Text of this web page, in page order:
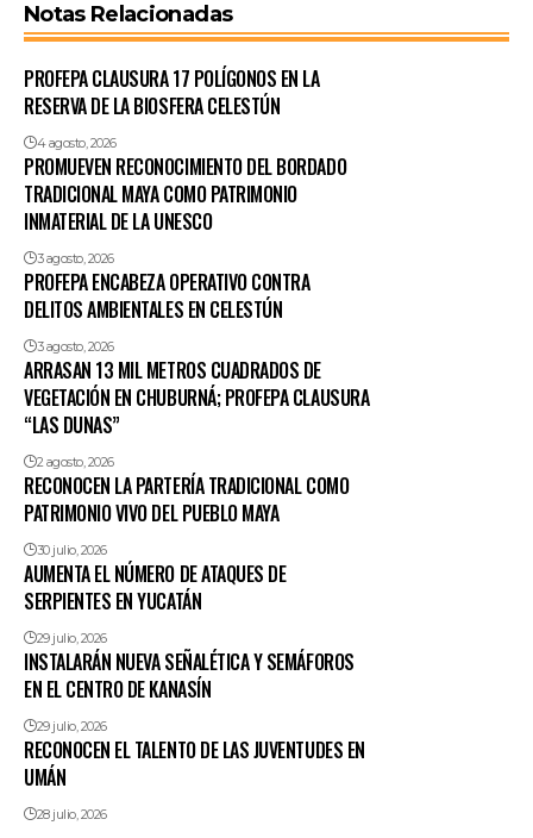
Notas Relacionadas
PROFEPA CLAUSURA 17 POLÍGONOS EN LA
RESERVA DE LA BIOSFERA CELESTÚN
4 agosto, 2026
PROMUEVEN RECONOCIMIENTO DEL BORDADO
TRADICIONAL MAYA COMO PATRIMONIO
INMATERIAL DE LA UNESCO
3 agosto, 2026
PROFEPA ENCABEZA OPERATIVO CONTRA
DELITOS AMBIENTALES EN CELESTÚN
3 agosto, 2026
ARRASAN 13 MIL METROS CUADRADOS DE
VEGETACIÓN EN CHUBURNÁ; PROFEPA CLAUSURA
“LAS DUNAS”
2 agosto, 2026
RECONOCEN LA PARTERÍA TRADICIONAL COMO
PATRIMONIO VIVO DEL PUEBLO MAYA
30 julio, 2026
AUMENTA EL NÚMERO DE ATAQUES DE
SERPIENTES EN YUCATÁN
29 julio, 2026
INSTALARÁN NUEVA SEÑALÉTICA Y SEMÁFOROS
EN EL CENTRO DE KANASÍN
29 julio, 2026
RECONOCEN EL TALENTO DE LAS JUVENTUDES EN
UMÁN
28 julio, 2026